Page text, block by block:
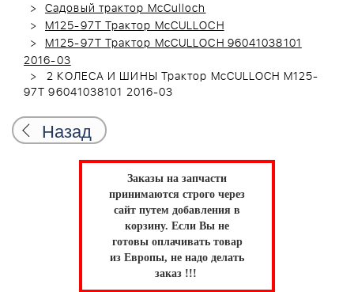
Садовый трактор McCulloch
M125-97T Трактор McCULLOCH
M125-97T Трактор McCULLOCH 96041038101
2016-03
2 КОЛЕСА И ШИНЫ Трактор McCULLOCH M125-
97T 96041038101 2016-03
Назад
Заказы на запчасти
принимаются строго через
сайт путем добавления в
корзину. Если Вы не
готовы оплачивать товар
из Европы, не надо делать
заказ !!!